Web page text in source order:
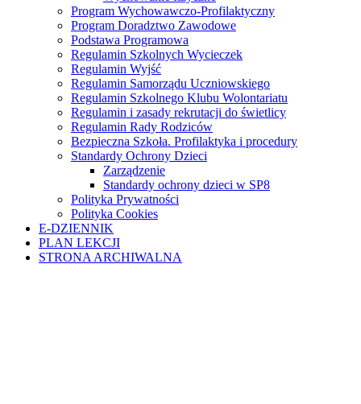
Program Wychowawczo-Profilaktyczny
Program Doradztwo Zawodowe
Podstawa Programowa
Regulamin Szkolnych Wycieczek
Regulamin Wyjść
Regulamin Samorządu Uczniowskiego
Regulamin Szkolnego Klubu Wolontariatu
Regulamin i zasady rekrutacji do świetlicy
Regulamin Rady Rodziców
Bezpieczna Szkoła. Profilaktyka i procedury
Standardy Ochrony Dzieci
Zarządzenie
Standardy ochrony dzieci w SP8
Polityka Prywatności
Polityka Cookies
E-DZIENNIK
PLAN LEKCJI
STRONA ARCHIWALNA